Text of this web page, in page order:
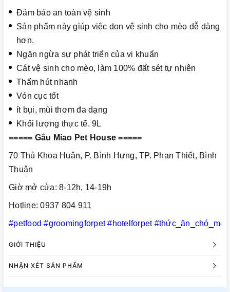
Đảm bảo an toàn vệ sinh
Sản phẩm này giúp việc dọn vệ sinh cho mèo dễ dàng
hơn.
Ngăn ngừa sự phát triển của vi khuẩn
Cát vệ sinh cho mèo, làm 100% đất sét tự nhiên
Thấm hút nhanh
Vón cục tốt
ít bụi, mùi thơm đa dạng
Khối lượng thực tế. 9L
===== Gâu Miao Pet House =====
70 Thủ Khoa Huân, P. Bình Hưng, TP. Phan Thiết, Bình
Thuận
Giờ mở cửa: 8-12h, 14-19h
Hotline: 0937 804 911
#petfood #groomingforpet #hotelforpet #thức_ăn_chó_mèo
GIỚI THIỆU
NHẬN XÉT SẢN PHẨM